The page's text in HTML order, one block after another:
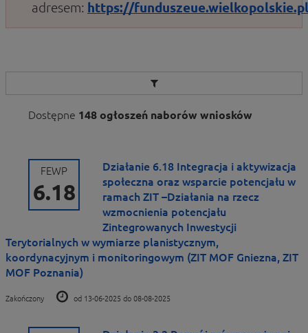
adresem: https://
Dostępne 148 ogłoszeń naborów wniosków
FEWP
6.18
Działanie 6.18 Integracja i aktywizacja
społeczna oraz wsparcie potencjału w
ramach ZIT –Działania na rzecz
wzmocnienia potencjału
Zintegrowanych Inwestycji
Terytorialnych w wymiarze planistycznym,
koordynacyjnym i monitoringowym (ZIT MOF Gniezna, ZIT
MOF Poznania)
Zakończony od 13-06-2025 do 08-08-2025